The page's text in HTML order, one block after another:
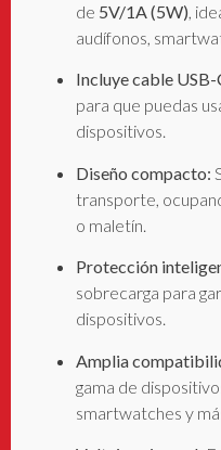
de 5V/1A (5W),
audífonos,
Incluye cable USB-
para que puedas
dispositivos.
Diseño compacto:
transporte,
o maletín.
Protección
sobrecarga para
dispositivos.
Amplia
gama de
smartwatches y